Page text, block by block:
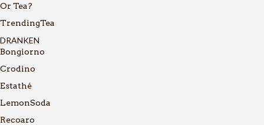
Or Tea?
TrendingTea
DRANKEN
Bongiorno
Crodino
Estathé
LemonSoda
Recoaro